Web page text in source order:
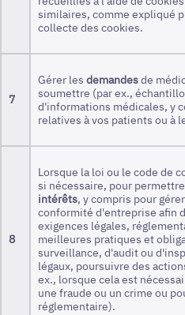
similaires, comme expliqué
collecte des cookies.
7
Gérer lesdemandesde
soumettre (par ex.,
d'informations médicales, y
relatives à vos patients ou à
8
Lorsque la loi ou le code de
si nécessaire, pour
intérêts, y compris pour
conformité d'entreprise afin
exigences légales,
meilleures pratiques et
surveillance, d'audit ou
légaux, poursuivre des
ex., lorsque cela est
une fraude ou un crime ou
réglementaire).